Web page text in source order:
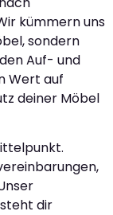
kümmern uns
sondern
Auf- und
Wert auf
deiner Möbel
dir